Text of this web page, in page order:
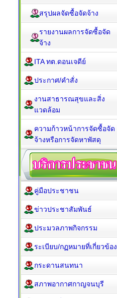
สรุปผลจัดซื้อจัดจ้าง
รายงานผลการจัดซื้อจัด
จ้าง
ITA ทต.ดอนเจดีย์
ประกาศ/คำสั่ง
งานสาธารณสุขและสิ่ง
แวดล้อม
ความก้าวหน้าการจัดซื้อจัด
จ้างหรือการจัดหาพัสดุ
คู่มือประชาชน
ข่าวประชาสัมพันธ์
ประมวลภาพกิจกรรม
ระเบียบ/กฏหมายที่เกี่ยวข้อง
กระดานสนทนา
สภาพอากาศกาญจนบุรี